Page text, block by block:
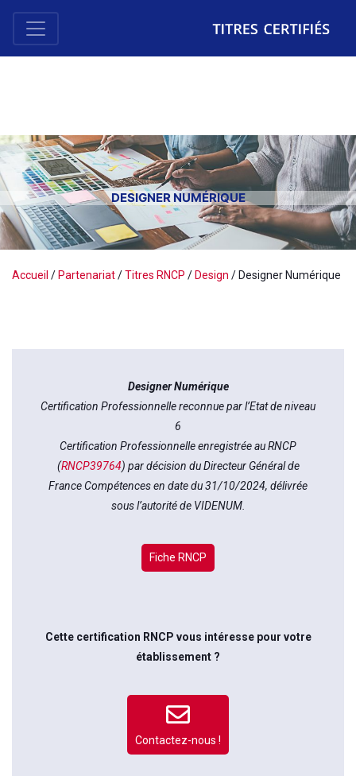
DESIGNER NUMÉRIQUE
Accueil / Partenariat/Titres RNCP / Design / Designer Numérique
Designer Numérique
Certification Professionnelle reconnue par l’Etat de niveau
6
Certification Professionnelle enregistrée au RNCP
(RNCP39764) par décision du Directeur Général de
France Compétences en date du 31/10/2024, délivrée
sous l’autorité de VIDENUM.
Fiche RNCP
Cette certification RNCP vous intéresse pour votre
établissement ?
Contactez-nous !